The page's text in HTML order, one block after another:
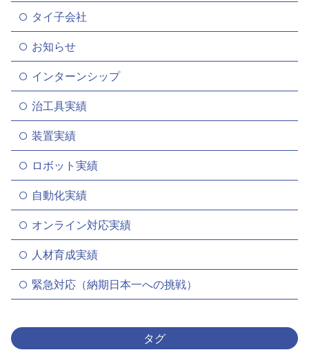
タイ子会社
お知らせ
インターンシップ
治工具実績
装置実績
ロボット実績
自動化実績
オンライン対応実績
人材育成実績
緊急対応（納期日本一への挑戦）
タグ